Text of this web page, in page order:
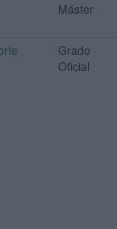
Máster
Grado
Oficial